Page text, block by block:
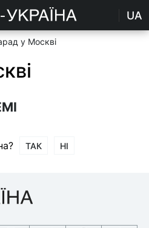
UA
у Москві
ТАК НІ